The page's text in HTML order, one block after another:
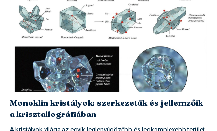
Monoklin kristályok: szerkezetük és jellemzőik
a krisztallográfiában